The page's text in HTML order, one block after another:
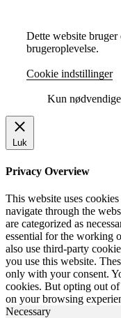
Dette website
brugeroplevelse.
Cookie indstillinger
Kun nødvendige
Luk
Privacy Overview
This website uses
navigate through the
are categorized as
essential for the working
also use third-party
you use this website.
only with your consent.
cookies. But opting out of
on your browsing
Necessary